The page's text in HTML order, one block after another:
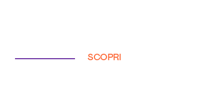
SCOPRI